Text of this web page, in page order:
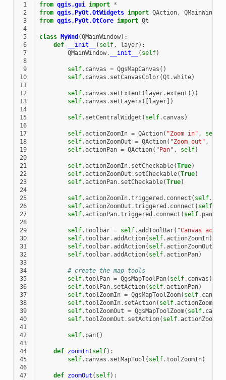
1 from qgis.gui import *
2
from qgis.PyQt.QtWidgets import QAction,
QMainWindow
3
from qgis.PyQt.QtCore import Qt
4
5
class MyWnd (QMainWindow):
6
def __init__ ( self, layer):
7
QMainWindow. __init__ ( self)
8
9
self. canvas = QgsMapCanvas ()
10
self. canvas . setCanvasColor(Qt .white)
11
12
self. canvas . setExtent ( layer.extent ())
13
self. canvas . setLayers ([layer])
14
15
self. setCentralWidget ( self. canvas )
16
17
self.actionZoomIn = QAction( "Zoom in" , self
18
self.actionZoomOut = QAction( "Zoom out" ,
19
self.actionPan = QAction( "Pan" , self)
20
21
self.actionZoomIn. setCheckable(True)
22
self.actionZoomOut . setCheckable(True)
23
self.actionPan. setCheckable(True)
24
25
self.actionZoomIn.triggered . connect ( self.
26
self.actionZoomOut .triggered . connect ( self.
27
self.actionPan.triggered . connect ( self. pan)
28
29
self.toolbar = self.addToolBar( "Canvas
30
self.toolbar.addAction( self.actionZoomIn)
31
self.toolbar.addAction( self.actionZoomOut
32
self.toolbar.addAction( self.actionPan)
33
34
# create the map tools
35
self.toolPan = QgsMapToolPan( self. canvas )
36
self.toolPan. setAction( self.actionPan)
37
self.toolZoomIn = QgsMapToolZoom( self. canvas
38
self.toolZoomIn. setAction( self.actionZoomIn
39
self.toolZoomOut = QgsMapToolZoom( self. canvas
40
self.toolZoomOut . setAction( self.actionZoomOut
41
42
self. pan()
43
44
def zoomIn( self):
45
self. canvas . setMapTool ( self.toolZoomIn)
46
47
def zoomOut ( self):